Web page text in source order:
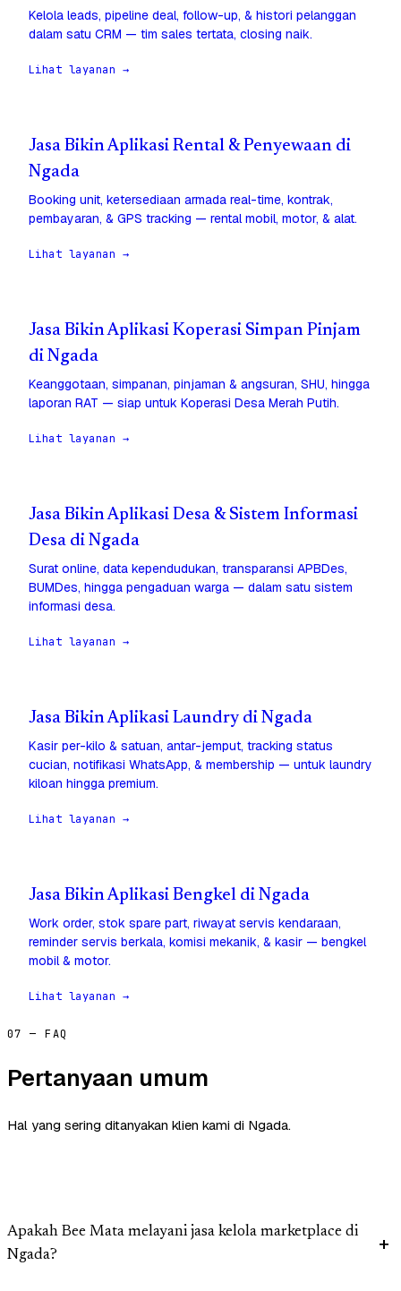
Kelola leads, pipeline deal, follow-up, & histori pelanggan
dalam satu CRM — tim sales tertata, closing naik.
Lihat layanan →
Jasa Bikin Aplikasi Rental & Penyewaan di
Ngada
Booking unit, ketersediaan armada real-time, kontrak,
pembayaran, & GPS tracking — rental mobil, motor, & alat.
Lihat layanan →
Jasa Bikin Aplikasi Koperasi Simpan Pinjam
di Ngada
Keanggotaan, simpanan, pinjaman & angsuran, SHU, hingga
laporan RAT — siap untuk Koperasi Desa Merah Putih.
Lihat layanan →
Jasa Bikin Aplikasi Desa & Sistem Informasi
Desa di Ngada
Surat online, data kependudukan, transparansi APBDes,
BUMDes, hingga pengaduan warga — dalam satu sistem
informasi desa.
Lihat layanan →
Jasa Bikin Aplikasi Laundry di Ngada
Kasir per-kilo & satuan, antar-jemput, tracking status
cucian, notifikasi WhatsApp, & membership — untuk laundry
kiloan hingga premium.
Lihat layanan →
Jasa Bikin Aplikasi Bengkel di Ngada
Work order, stok spare part, riwayat servis kendaraan,
reminder servis berkala, komisi mekanik, & kasir — bengkel
mobil & motor.
Lihat layanan →
07 — FAQ
Pertanyaan umum
Hal yang sering ditanyakan klien kami di Ngada.
Apakah Bee Mata melayani jasa kelola marketplace di
Ngada?